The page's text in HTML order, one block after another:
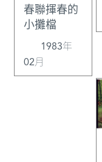
春聯揮春的
小攤檔
1983年
02月